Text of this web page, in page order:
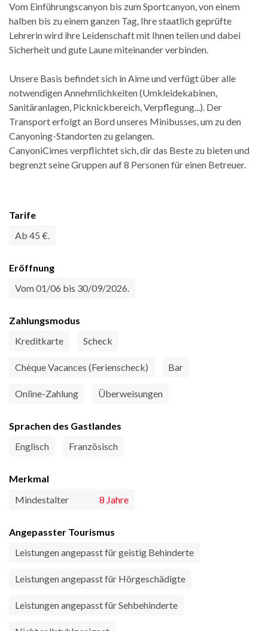
Vom Einführungscanyon bis zum Sportcanyon, von einem
halben bis zu einem ganzen Tag, Ihre staatlich geprüfte
Lehrerin wird ihre Leidenschaft mit Ihnen teilen und dabei
Sicherheit und gute Laune miteinander verbinden.
Unsere Basis befindet sich in Aime und verfügt über alle
notwendigen Annehmlichkeiten (Umkleidekabinen,
Sanitäranlagen, Picknickbereich, Verpflegung...). Der
Transport erfolgt an Bord unseres Minibusses, um zu den
Canyoning-Standorten zu gelangen.
CanyoniCimes verpflichtet sich, dir das Beste zu bieten und
begrenzt seine Gruppen auf 8 Personen für einen Betreuer.
Tarife
Ab 45 €.
Eröffnung
Vom 01/06 bis 30/09/2026.
Zahlungsmodus
Kreditkarte
Scheck
Chèque Vacances (Ferienscheck) Bar
Online-Zahlung Überweisungen
Sprachen des Gastlandes
Englisch
Französisch
Merkmal
Mindestalter
8 Jahre
Angepasster Tourismus
Leistungen angepasst für geistig Behinderte
Leistungen angepasst für Hörgeschädigte
Leistungen angepasst für Sehbehinderte